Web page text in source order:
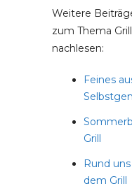
Weitere
zum Thema
nachlesen:
Feines
Grill
Rund
dem Grill